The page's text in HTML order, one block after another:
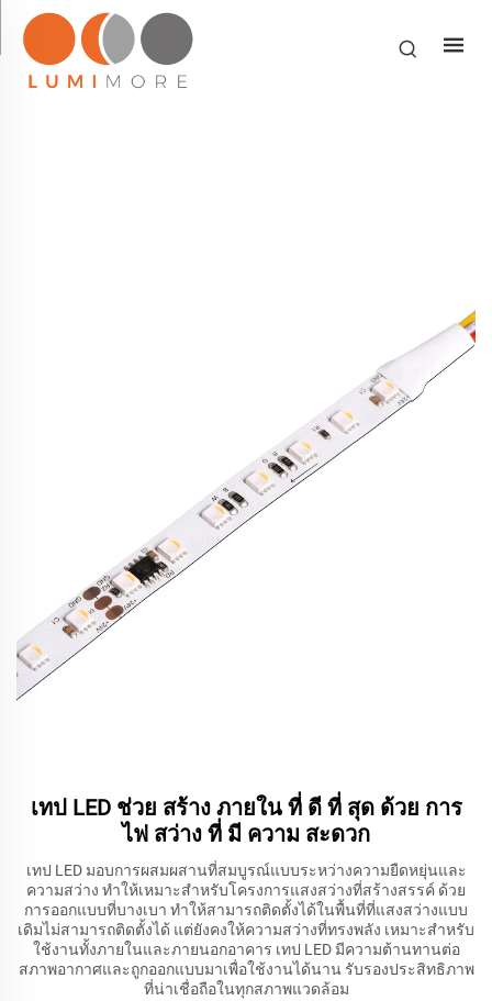
เทป LED ช่วย สร้าง ภายใน ที่ ดี ที่ สุด ด้วย การ
ไฟ สว่าง ที่ มี ความ สะดวก
เทป LED มอบการผสมผสานที่สมบูรณ์แบบระหว่างความยืดหยุ่นและ
ความสว่าง ทำให้เหมาะสำหรับโครงการแสงสว่างที่สร้างสรรค์ ด้วย
การออกแบบที่บางเบา ทำให้สามารถติดตั้งได้ในพื้นที่ที่แสงสว่างแบบ
เดิมไม่สามารถติดตั้งได้ แต่ยังคงให้ความสว่างที่ทรงพลัง เหมาะสำหรับ
ใช้งานทั้งภายในและภายนอกอาคาร เทป LED มีความต้านทานต่อ
สภาพอากาศและถูกออกแบบมาเพื่อใช้งานได้นาน รับรองประสิทธิภาพ
ที่น่าเชื่อถือในทุกสภาพแวดล้อม